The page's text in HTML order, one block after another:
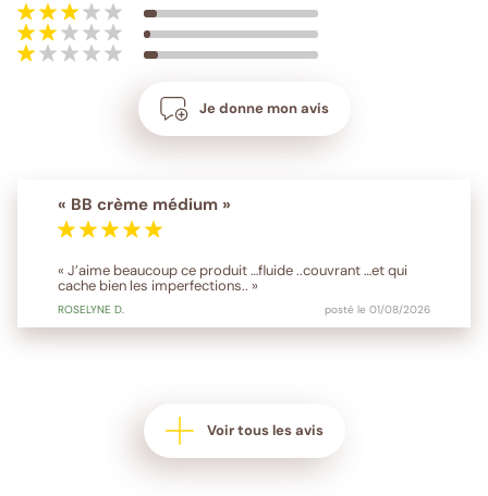
Je donne mon avis
« BB crème médium »
« J’aime beaucoup ce produit …fluide ..couvrant …et qui
cache bien les imperfections.. »
ROSELYNE D. posté le 01/08/2026
Voir tous les avis